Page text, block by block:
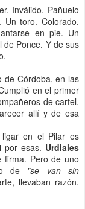
Inválido. Pañuelo
toro. Colorado.
en pie. Un
de Ponce. Y de sus
de Córdoba, en las
en el primer
de cartel.
allí y de esa
ligar en el Pilar es
por esas. Urdiales
firma. Pero de uno
de "se van sin
llevaban razón.